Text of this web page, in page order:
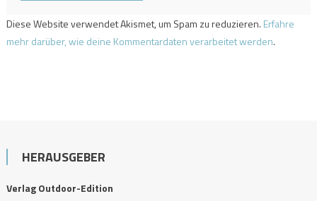
Diese Website verwendet Akismet, um Spam zu reduzieren. Erfahre
mehr darüber, wie deine Kommentardaten verarbeitet werden.
HERAUSGEBER
Verlag Outdoor-Edition